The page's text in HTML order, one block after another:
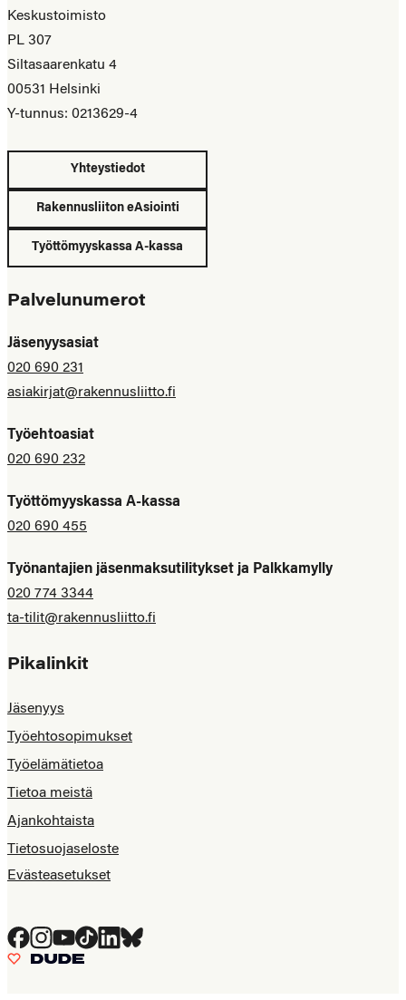
Keskustoimisto
PL 307
Siltasaarenkatu 4
00531 Helsinki
Y-tunnus: 0213629-4
Yhteystiedot
Rakennusliiton eAsiointi
Työttömyyskassa A-kassa
Palvelunumerot
Jäsenyysasiat
020 690 231
asiakirjat@rakennusliitto.fi
Työehtoasiat
020 690 232
Työttömyyskassa A-kassa
020 690 455
Työnantajien jäsenmaksutilitykset ja Palkkamylly
020 774 3344
ta-tilit@rakennusliitto.fi
Pikalinkit
Jäsenyys
Työehtosopimukset
Työelämätietoa
Tietoa meistä
Ajankohtaista
Tietosuojaseloste
Evästeasetukset
Facebook
Instagram
YouTube
TiktokLinkedIn
Bluesky